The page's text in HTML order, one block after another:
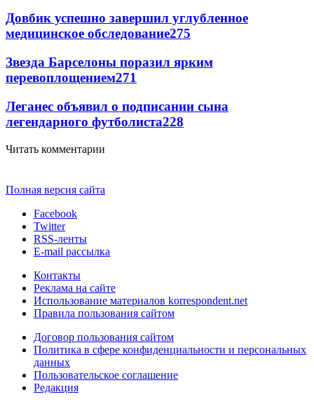
Довбик успешно завершил углубленное
медицинское обследование275
Звезда Барселоны поразил ярким
перевоплощением271
Леганес объявил о подписании сына
легендарного футболиста228
Читать комментарии
Полная версия сайта
Facebook
Twitter
RSS-ленты
E-mail рассылка
Контакты
Реклама на сайте
Использование материалов korrespondent.net
Правила пользования сайтом
Договор пользования сайтом
Политика в сфере конфиденциальности и персональных
данных
Пользовательское соглашение
Редакция